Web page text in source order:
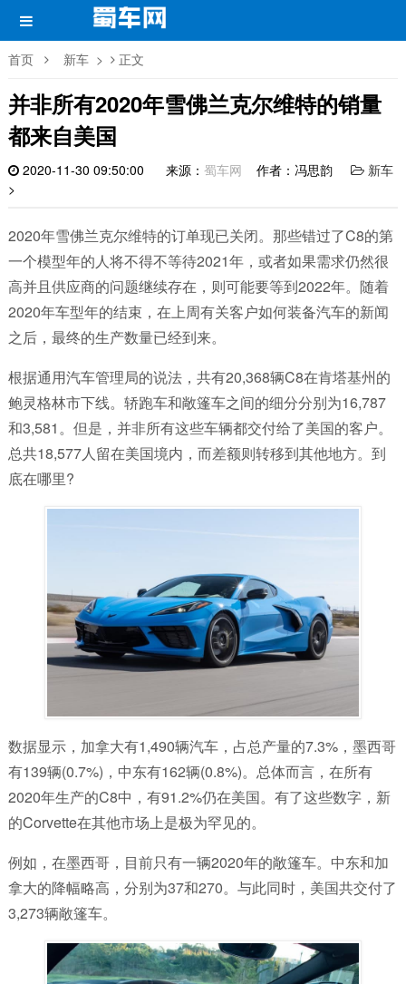
首页 新车 > 正文
并非所有2020年雪佛兰克尔维特的销量
都来自美国
2020-11-30 09:50:00 来源： 蜀车网 作者：冯思韵
新车
>
2020年雪佛兰克尔维特的订单现已关闭。那些错过了C8的第
一个模型年的人将不得不等待2021年，或者如果需求仍然很
高并且供应商的问题继续存在，则可能要等到2022年。随着
2020年车型年的结束，在上周有关客户如何装备汽车的新闻
之后，最终的生产数量已经到来。
根据通用汽车管理局的说法，共有20,368辆C8在肯塔基州的
鲍灵格林市下线。轿跑车和敞篷车之间的细分分别为16,787
和3,581。但是，并非所有这些车辆都交付给了美国的客户。
总共18,577人留在美国境内，而差额则转移到其他地方。到
底在哪里?
数据显示，加拿大有1,490辆汽车，占总产量的7.3%，墨西哥
有139辆(0.7%)，中东有162辆(0.8%)。总体而言，在所有
2020年生产的C8中，有91.2%仍在美国。有了这些数字，新
的Corvette在其他市场上是极为罕见的。
例如，在墨西哥，目前只有一辆2020年的敞篷车。中东和加
拿大的降幅略高，分别为37和270。与此同时，美国共交付了
3,273辆敞篷车。